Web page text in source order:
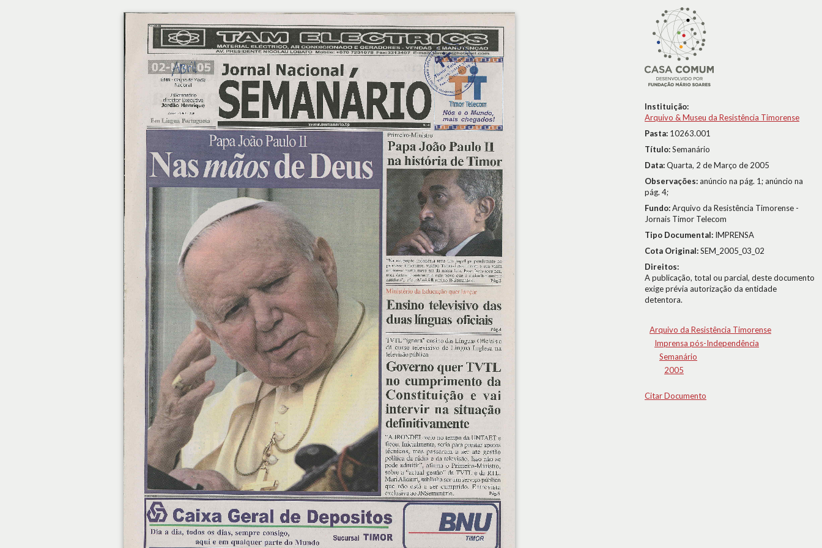
Instituição:
Arquivo & Museu da Resistência Timorense
Pasta: 10263.001
Título:Semanário
Data:Quarta, 2 de Março de 2005
Observações:anúncio na pág. 1; anúncio na
pág. 4;
Fundo:Arquivo da Resistência Timorense -
Jornais Timor Telecom
Tipo Documental: IMPRENSA
Cota Original:SEM_2005_03_02
Direitos:
A publicação, total ou parcial, deste documento
exige prévia autorização da entidade
detentora.
Arquivo da Resistência Timorense
Imprensa pós-Independência
Semanário
2005
Citar Documento